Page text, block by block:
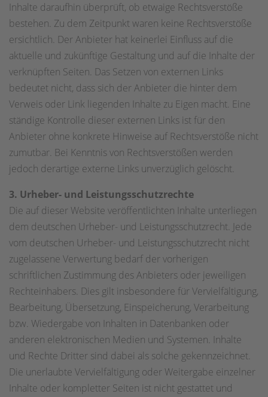
Inhalte daraufhin überprüft, ob etwaige Rechtsverstöße
bestehen. Zu dem Zeitpunkt waren keine Rechtsverstöße
ersichtlich. Der Anbieter hat keinerlei Einfluss auf die
aktuelle und zukünftige Gestaltung und auf die Inhalte der
verknüpften Seiten. Das Setzen von externen Links
bedeutet nicht, dass sich der Anbieter die hinter dem
Verweis oder Link liegenden Inhalte zu Eigen macht. Eine
ständige Kontrolle dieser externen Links ist für den
Anbieter ohne konkrete Hinweise auf Rechtsverstöße nicht
zumutbar. Bei Kenntnis von Rechtsverstößen werden
jedoch derartige externe Links unverzüglich gelöscht.
3. Urheber- und Leistungsschutzrechte
Die auf dieser Website veröffentlichten Inhalte unterliegen
dem deutschen Urheber- und Leistungsschutzrecht. Jede
vom deutschen Urheber- und Leistungsschutzrecht nicht
zugelassene Verwertung bedarf der vorherigen
schriftlichen Zustimmung des Anbieters oder jeweiligen
Rechteinhabers. Dies gilt insbesondere für Vervielfältigung,
Bearbeitung, Übersetzung, Einspeicherung, Verarbeitung
bzw. Wiedergabe von Inhalten in Datenbanken oder
anderen elektronischen Medien und Systemen. Inhalte
und Rechte Dritter sind dabei als solche gekennzeichnet.
Die unerlaubte Vervielfältigung oder Weitergabe einzelner
Inhalte oder kompletter Seiten ist nicht gestattet und